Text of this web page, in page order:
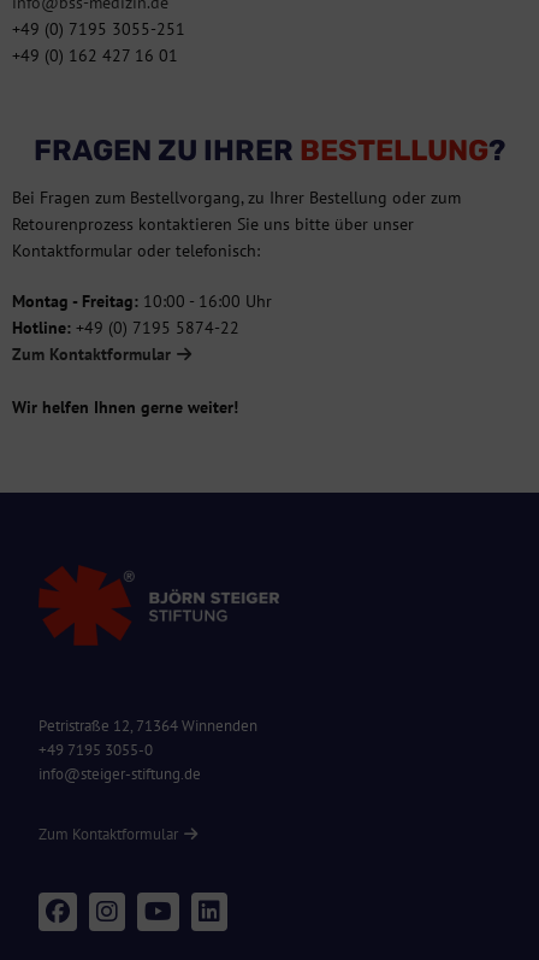
+49 (0) 7195 3055-251
+49 (0) 162 427 16 01
FRAGEN ZU IHRER BESTELLUNG?
Bei Fragen zum Bestellvorgang, zu Ihrer Bestellung oder zum
Retourenprozess kontaktieren Sie uns bitte über unser
Kontaktformular oder telefonisch:
Montag - Freitag: 10:00 - 16:00 Uhr
Hotline: +49 (0) 7195 5874-22
Zum Kontaktformular
Wir helfen Ihnen gerne weiter!
Petristraße 12, 71364 Winnenden
+49 7195 3055-0
info@steiger-stiftung.de
Zum Kontaktformular